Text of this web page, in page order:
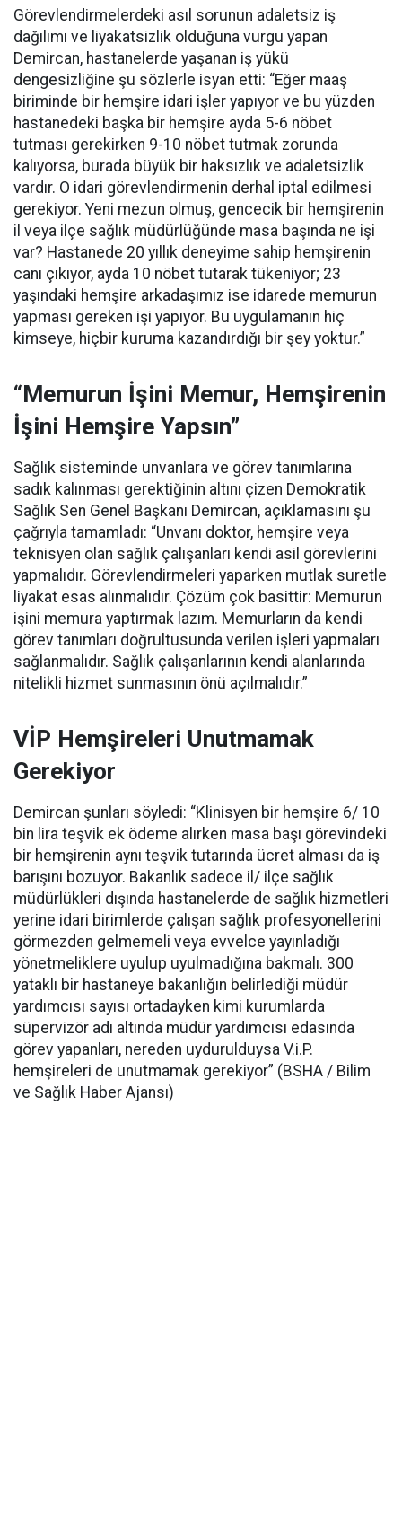
Görevlendirmelerdeki asıl sorunun adaletsiz iş
dağılımı ve liyakatsizlik olduğuna vurgu yapan
Demircan, hastanelerde yaşanan iş yükü
dengesizliğine şu sözlerle isyan etti: “Eğer maaş
biriminde bir hemşire idari işler yapıyor ve bu yüzden
hastanedeki başka bir hemşire ayda 5-6 nöbet
tutması gerekirken 9-10 nöbet tutmak zorunda
kalıyorsa, burada büyük bir haksızlık ve adaletsizlik
vardır. O idari görevlendirmenin derhal iptal edilmesi
gerekiyor. Yeni mezun olmuş, gencecik bir hemşirenin
il veya ilçe sağlık müdürlüğünde masa başında ne işi
var? Hastanede 20 yıllık deneyime sahip hemşirenin
canı çıkıyor, ayda 10 nöbet tutarak tükeniyor; 23
yaşındaki hemşire arkadaşımız ise idarede memurun
yapması gereken işi yapıyor. Bu uygulamanın hiç
kimseye, hiçbir kuruma kazandırdığı bir şey yoktur.”
“Memurun İşini Memur, Hemşirenin
İşini Hemşire Yapsın”
Sağlık sisteminde unvanlara ve görev tanımlarına
sadık kalınması gerektiğinin altını çizen Demokratik
Sağlık Sen Genel Başkanı Demircan, açıklamasını şu
çağrıyla tamamladı: “Unvanı doktor, hemşire veya
teknisyen olan sağlık çalışanları kendi asil görevlerini
yapmalıdır. Görevlendirmeleri yaparken mutlak suretle
liyakat esas alınmalıdır. Çözüm çok basittir: Memurun
işini memura yaptırmak lazım. Memurların da kendi
görev tanımları doğrultusunda verilen işleri yapmaları
sağlanmalıdır. Sağlık çalışanlarının kendi alanlarında
nitelikli hizmet sunmasının önü açılmalıdır.”
VİP Hemşireleri Unutmamak
Gerekiyor
Demircan şunları söyledi: “Klinisyen bir hemşire 6/ 10
bin lira teşvik ek ödeme alırken masa başı görevindeki
bir hemşirenin aynı teşvik tutarında ücret alması da iş
barışını bozuyor. Bakanlık sadece il/ ilçe sağlık
müdürlükleri dışında hastanelerde de sağlık hizmetleri
yerine idari birimlerde çalışan sağlık profesyonellerini
görmezden gelmemeli veya evvelce yayınladığı
yönetmeliklere uyulup uyulmadığına bakmalı. 300
yataklı bir hastaneye bakanlığın belirlediği müdür
yardımcısı sayısı ortadayken kimi kurumlarda
süpervizör adı altında müdür yardımcısı edasında
görev yapanları, nereden uydurulduysa V.i.P.
hemşireleri de unutmamak gerekiyor” (BSHA / Bilim
ve Sağlık Haber Ajansı)